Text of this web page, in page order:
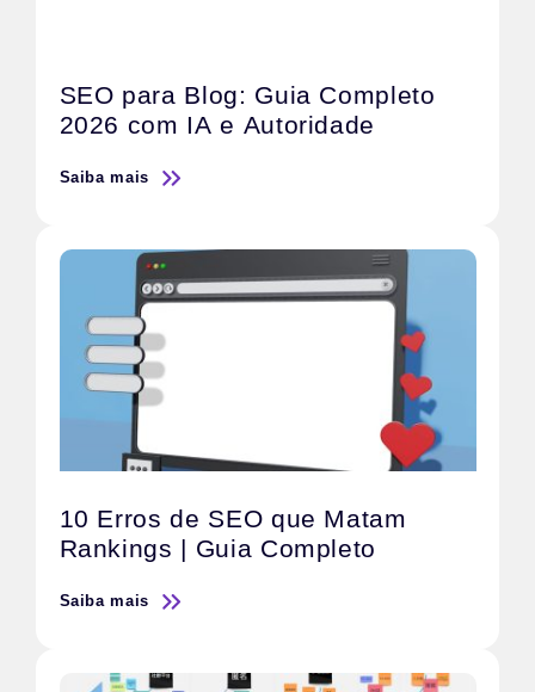
SEO para Blog: Guia Completo
2026 com IA e Autoridade
Saiba mais
10 Erros de SEO que Matam
Rankings | Guia Completo
Saiba mais